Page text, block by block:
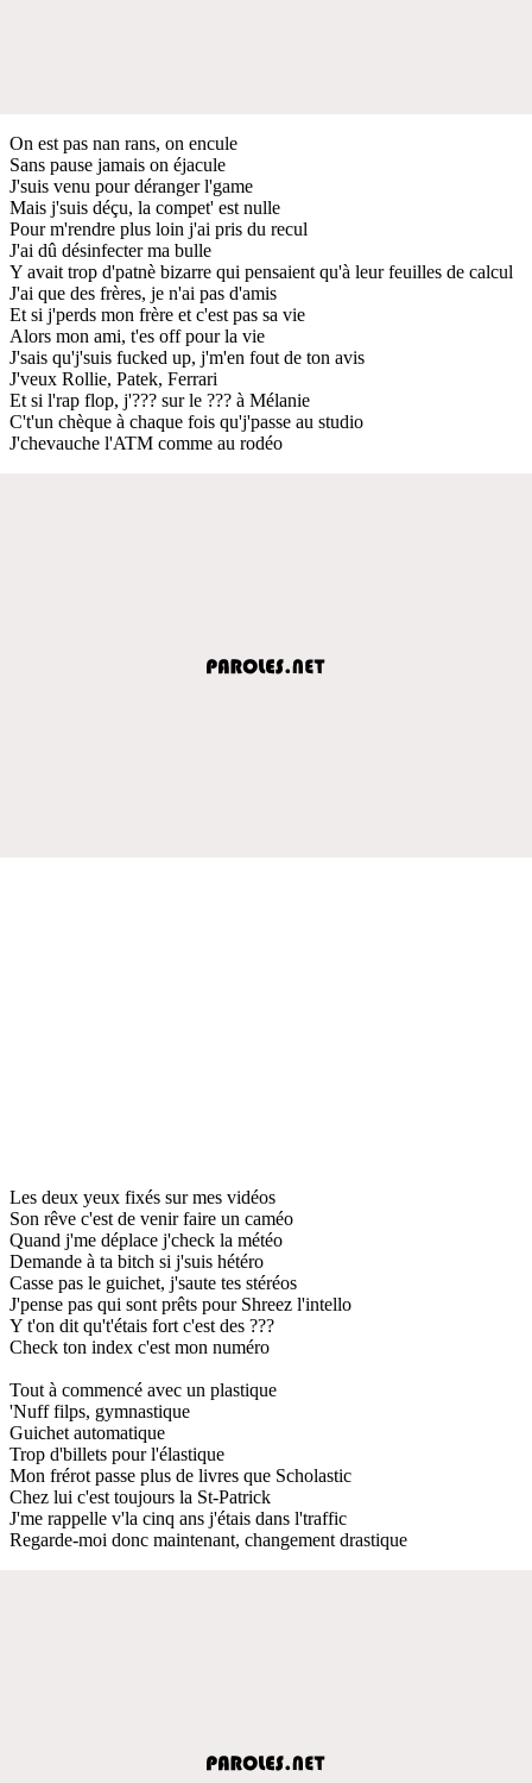
On est pas nan rans, on encule
Sans pause jamais on éjacule
J'suis venu pour déranger l'game
Mais j'suis déçu, la compet' est nulle
Pour m'rendre plus loin j'ai pris du recul
J'ai dû désinfecter ma bulle
Y avait trop d'patnè bizarre qui pensaient qu'à leur feuilles de calcul
J'ai que des frères, je n'ai pas d'amis
Et si j'perds mon frère et c'est pas sa vie
Alors mon ami, t'es off pour la vie
J'sais qu'j'suis fucked up, j'm'en fout de ton avis
J'veux Rollie, Patek, Ferrari
Et si l'rap flop, j'??? sur le ??? à Mélanie
C't'un chèque à chaque fois qu'j'passe au studio
J'chevauche l'ATM comme au rodéo
Les deux yeux fixés sur mes vidéos
Son rêve c'est de venir faire un caméo
Quand j'me déplace j'check la météo
Demande à ta bitch si j'suis hétéro
Casse pas le guichet, j'saute tes stéréos
J'pense pas qui sont prêts pour Shreez l'intello
Y t'on dit qu't'étais fort c'est des ???
Check ton index c'est mon numéro
Tout à commencé avec un plastique
'Nuff filps, gymnastique
Guichet automatique
Trop d'billets pour l'élastique
Mon frérot passe plus de livres que Scholastic
Chez lui c'est toujours la St-Patrick
J'me rappelle v'la cinq ans j'étais dans l'traffic
Regarde-moi donc maintenant, changement drastique